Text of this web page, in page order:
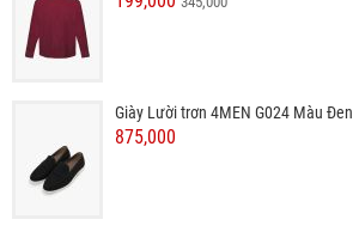
Giày Lười trơn 4MEN G024 Màu Đen
875,000